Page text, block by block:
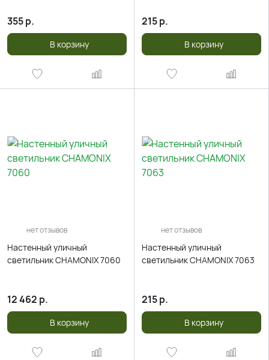
355р.
В корзину
215р.
В корзину
нет отзывов
Настенный уличный
светильник CHAMONIX 7060
12 462 р.
В корзину
нет отзывов
Настенный уличный
светильник CHAMONIX 7063
215р.
В корзину